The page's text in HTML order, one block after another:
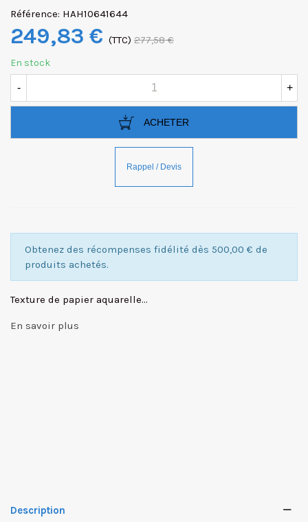
Référence: HAH10641644
249,83 € (TTC) 277,58 €
En stock
- +
ACHETER
Obtenez des récompenses fidélité dès 500,00 € de
produits achetés.
Texture de papier aquarelle...
En savoir plus
Description